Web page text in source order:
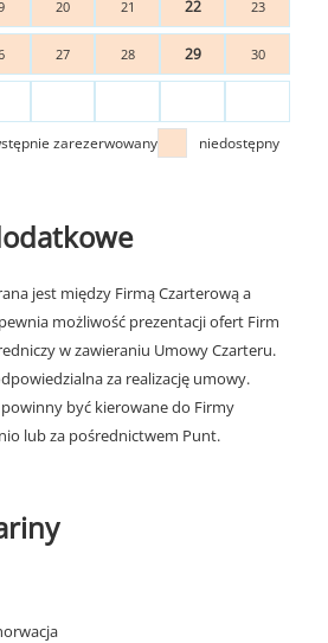
20 21 22 23
27 28 29 30
zarezerwowany niedostępny
jest między Firmą Czarterową a
możliwość prezentacji ofert Firm
w zawieraniu Umowy Czarteru.
za realizację umowy.
być kierowane do Firmy
lub za pośrednictwem Punt.